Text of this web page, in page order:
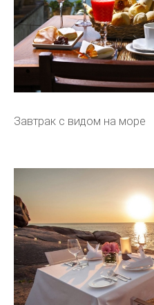
Завтрак с видом на море